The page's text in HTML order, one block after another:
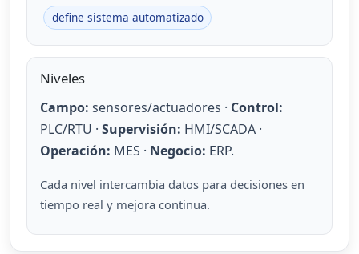
define sistema automatizado
Niveles
Campo: sensores/actuadores · Control:
PLC/RTU · Supervisión: HMI/SCADA ·
Operación: MES · Negocio: ERP.
Cada nivel intercambia datos para decisiones en
tiempo real y mejora continua.